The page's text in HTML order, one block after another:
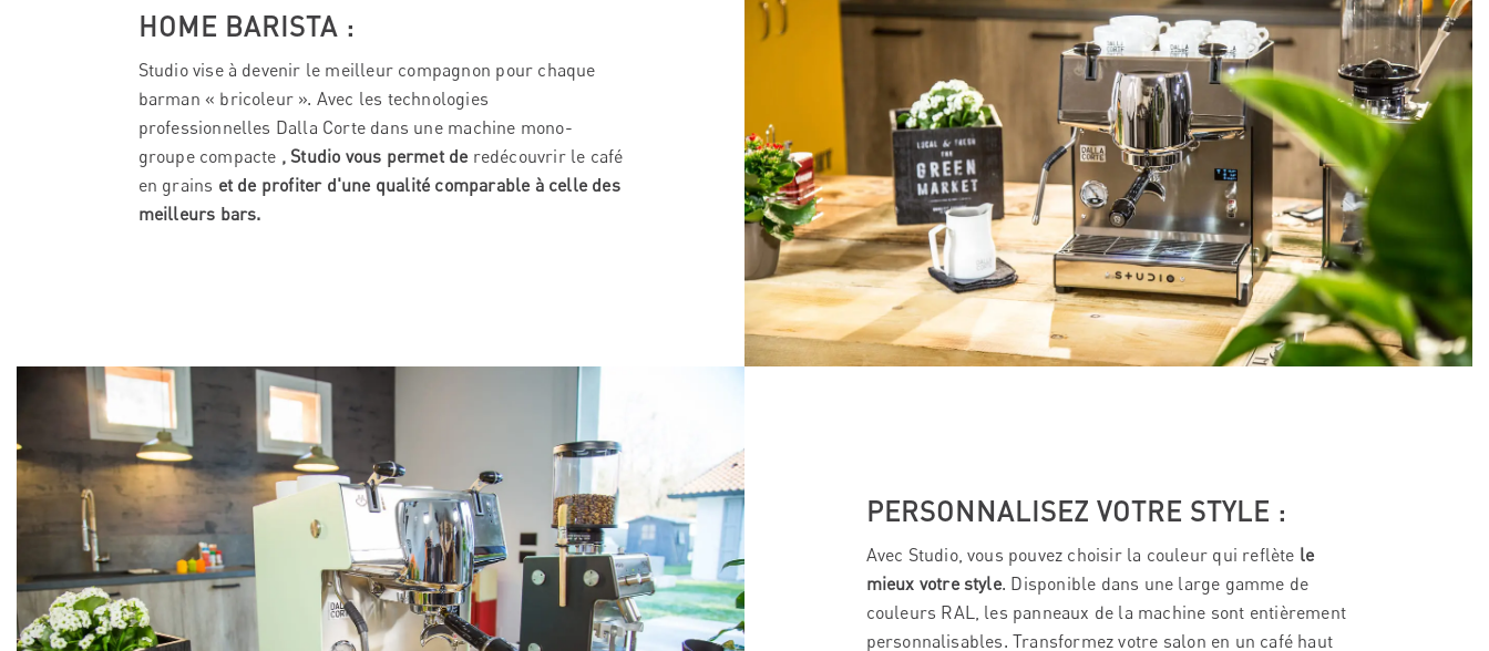
HOME BARISTA :
Studio vise à devenir le meilleur compagnon pour chaque
barman « bricoleur ». Avec les technologies
professionnelles Dalla Corte dans une machine mono-
groupe compacte , Studio vous permet de redécouvrir le café
en grains et de profiter d'une qualité comparable à celle des
meilleurs bars.
PERSONNALISEZ VOTRE STYLE :
Avec Studio, vous pouvez choisir la couleur qui reflète le
mieux votre style. Disponible dans une large gamme de
couleurs RAL, les panneaux de la machine sont entièrement
personnalisables. Transformez votre salon en un café haut